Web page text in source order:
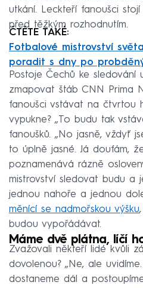
utkání. Leckteří fanoušci
před těžkým rozhodnutím.
ČTĚTE TAKÉ:
Fotbalové mistrovství
poradit s dny po
Postoje Čechů ke sledování
zmapovat štáb CNN Prima
fanoušci vstávat na čtvrtou
vypukne? „To budu tak
fanoušků. „No jasně, vždyť
to úplně jasné. Já doufám,
poznamenává rázně
mistrovství sledovat budu a
jednou nahoře a jednou
měnící se nadmořskou výšku
budou vypořádávat.
Máme dvě plátna, líčí
Zvažovali někteří lidé kvůli
dovolenou? „Ne, ale
dostaneme dál a